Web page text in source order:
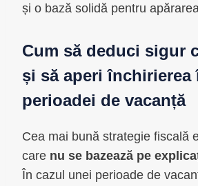
și o bază solidă pentru
Cum să deduci sigur
și să aperi închirierea
perioadei de vacanță
Cea mai bună strategie fiscală
care nu se bazează pe
În cazul unei perioade de